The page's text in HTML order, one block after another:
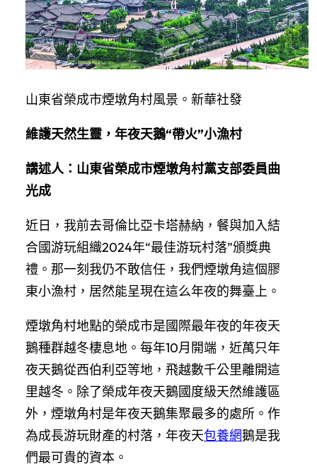
山東省榮成市煙墩角村風景。新華社發
維護天然生靈，年夜天鵝“帶火”小漁村
講述人：山東省榮成市煙墩角村黨支部委員曲
光成
近日，我前去哥倫比亞卡塔赫納，餐與加入結
合國游玩組織2024年“最佳游玩村落”頒獎典
禮。那一刻我仍不敢信任，我們煙墩角這個膠
東小漁村，居然能呈現在這么年夜的舞臺上。
煙墩角村地點的榮成市是國際最年夜的年夜天
鵝種群越冬棲息地。每年10月開端，近萬只年
夜天鵝從西伯利亞等地，飛越數千公里離開這
里越冬。除了榮成年夜天鵝國度級天然維護區
外，煙墩角村是年夜天鵝集聚最多的處所。作
為成長游玩財產的村落，年夜天包養網鵝是我
們最可貴的資本。